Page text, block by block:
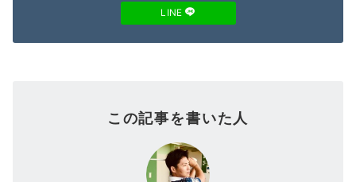
LINE
この記事を書いた人